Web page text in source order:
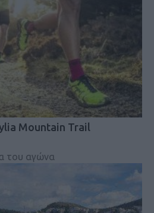
Mountain Trail
του αγώνα